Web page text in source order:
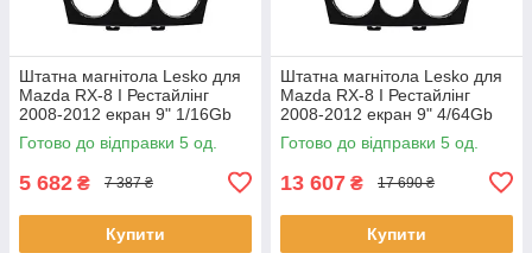
Штатна магнітола Lesko для
Mazda RX-8 I Рестайлінг
2008-2012 екран 9" 1/16Gb
Wi-Fi GPS Base 5 шт.
Готово до відправки 5 од.
5 682 ₴ 7 387 ₴
Купити
Штатна магнітола Lesko для
Mazda RX-8 I Рестайлінг
2008-2012 екран 9" 4/64Gb
4G Wi-Fi GPS Top 5 шт.
Готово до відправки 5 од.
13 607 ₴ 17 690 ₴
Купити